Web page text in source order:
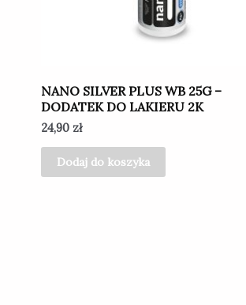
NANO SILVER PLUS WB 25G –
DODATEK DO LAKIERU 2K
24,90 zł
Dodaj do koszyka